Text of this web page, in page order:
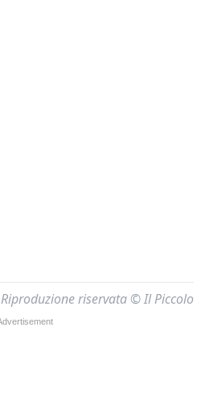
Riproduzione riservata © Il Piccolo